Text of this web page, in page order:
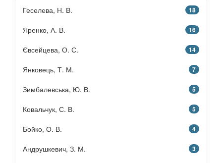
Геселева, Н. В. 18
Яренко, А. В. 16
Євсейцева, О. С. 14
Янковець, Т. М. 7
Зимбалевська, Ю. В. 5
Ковальчук, С. В. 5
Бойко, О. В. 4
Андрушкевич, З. М. 3